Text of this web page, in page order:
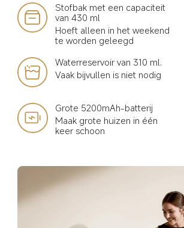
Stofbak met een capaciteit
van 430 ml
Hoeft alleen in het weekend
te worden geleegd
Waterreservoir van 310 ml.
Vaak bijvullen is niet nodig
Grote 5200mAh-batterij
Maak grote huizen in één
keer schoon